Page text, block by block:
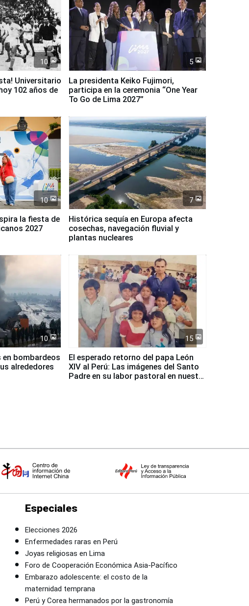
10
Universitario
102 años de
5
La presidenta Keiko Fujimori,
participa en la ceremonia “One Year
To Go de Lima 2027”
10
la fiesta de
2027
7
Histórica sequía en Europa afecta
cosechas, navegación fluvial y
plantas nucleares
10
en bombardeos
alrededores
15
El esperado retorno del papa León
XIV al Perú: Las imágenes del Santo
Padre en su labor pastoral en nuestro
Especiales
Elecciones 2026
Enfermedades raras en Perú
Joyas religiosas en Lima
Foro de Cooperación Económica Asia-Pacífico
Embarazo adolescente: el costo de la
maternidad temprana
Perú y Corea hermanados por la gastronomía